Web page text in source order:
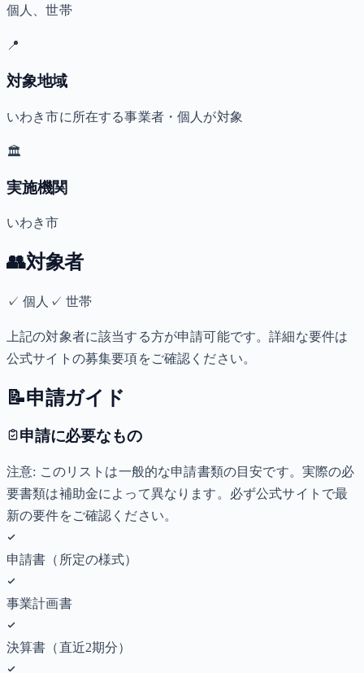
個人、世帯
📍
対象地域
いわき市に所在する事業者・個人が対象
🏛️
実施機関
いわき市
👥対象者
✓個人 ✓ 世帯
上記の対象者に該当する方が申請可能です。詳細な要件は
公式サイトの募集要項をご確認ください。
📝申請ガイド
申請に必要なもの
注意: このリストは一般的な申請書類の目安です。実際の必
要書類は補助金によって異なります。必ず公式サイトで最
新の要件をご確認ください。
申請書（所定の様式）
事業計画書
決算書（直近2期分）